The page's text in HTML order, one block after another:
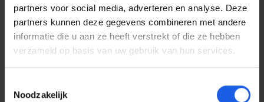
partners voor social media, adverteren en analyse. Deze
partners kunnen deze gegevens combineren met andere
informatie die u aan ze heeft verstrekt of die ze hebben
verzameld op basis van uw gebruik van hun services.
Noodzakelijk
Behello Samsung Galaxy S26 Ultra Camera lens protector